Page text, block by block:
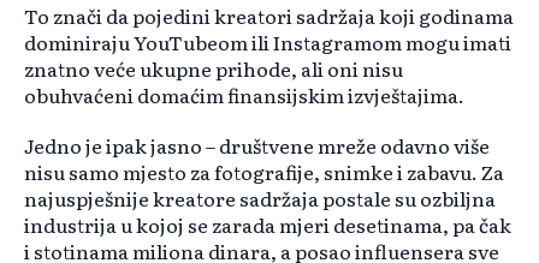
To znači da pojedini kreatori sadržaja koji godinama
dominiraju YouTubeom ili Instagramom mogu imati
znatno veće ukupne prihode, ali oni nisu
obuhvaćeni domaćim finansijskim izvještajima.
Jedno je ipak jasno – društvene mreže odavno više
nisu samo mjesto za fotografije, snimke i zabavu. Za
najuspješnije kreatore sadržaja postale su ozbiljna
industrija u kojoj se zarada mjeri desetinama, pa čak
i stotinama miliona dinara, a posao influensera sve